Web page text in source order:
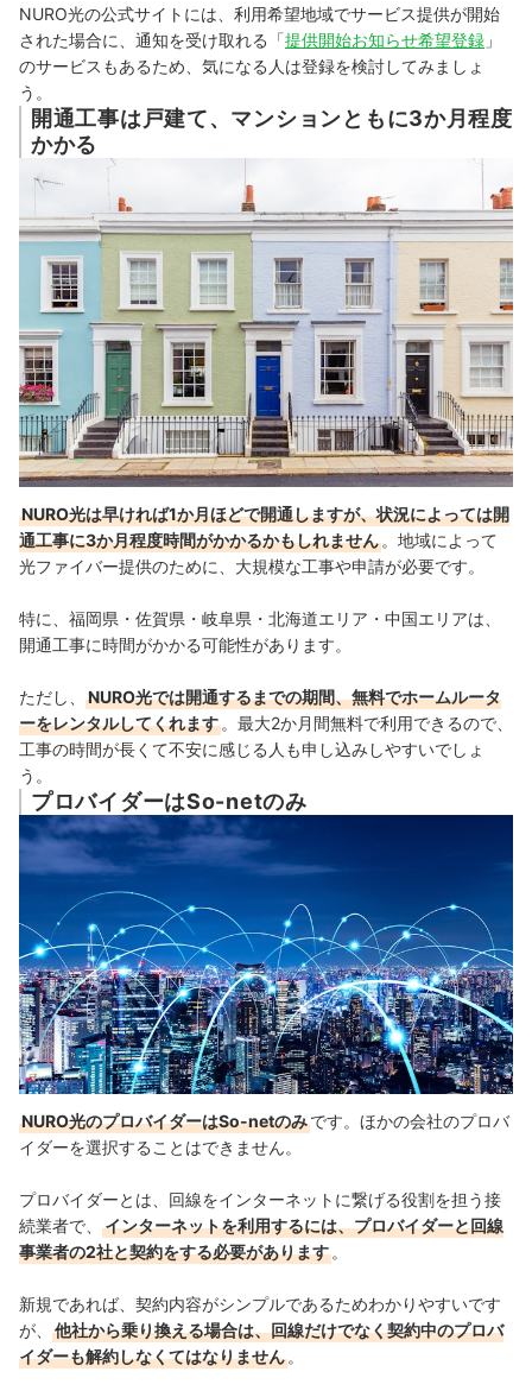
NURO光の公式サイトには、利用希望地域でサービス提供が開始
された場合に、通知を受け取れる「提供開始お知らせ希望登録 」
のサービスもあるため、気になる人は登録を検討してみましょ
う。
開通工事は戸建て、マンションともに3か月程度
かかる
NURO光は早ければ1か月ほどで開通しますが、状況によっては開
通工事に3か月程度時間がかかるかもしれません 。地域によって
光ファイバー提供のために、大規模な工事や申請が必要です。
特に、福岡県・佐賀県・岐阜県・北海道エリア・中国エリアは、
開通工事に時間がかかる可能性があります。
ただし、
NURO光では開通するまでの期間、無料でホームルータ
ーをレンタルしてくれます 。 最大2か月間無料で利用できるので、
工事の時間が長くて不安に感じる人も申し込みしやすいでしょ
う。
プロバイダーはSo-netのみ
NURO光のプロバイダーはSo-netのみです。ほかの会社のプロバ
イダーを選択することはできません。
プロバイダーとは、回線をインターネットに繋げる役割を担う接
続業者で、
インターネットを利用するには、プロバイダーと回線
事業者の2社と契約をする必要があります 。
新規であれば、契約内容がシンプルであるためわかりやすいです
が、
他社から乗り換える場合は、回線だけでなく契約中のプロバ
イダーも解約しなくてはなりません 。